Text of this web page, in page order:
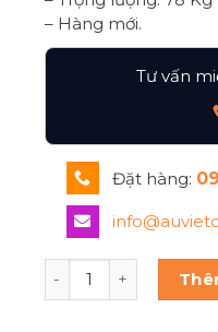
– Hàng mới.
Tư vấn
Đặt hàng:
LÒ NƯỚNG BÁNH 1